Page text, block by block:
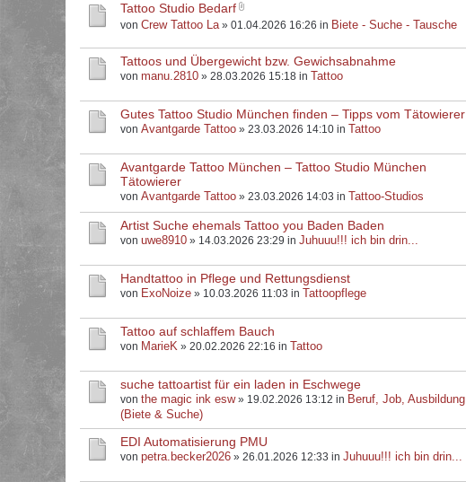
Tattoo Studio Bedarf
von Crew Tattoo La» 01.04.2026 16:26 in Biete - Suche - Tausche
Tattoos und Übergewicht bzw. Gewichsabnahme
von manu.2810 » 28.03.2026 15:18 in Tattoo
Gutes Tattoo Studio München finden – Tipps vom Tätowierer
von Avantgarde Tattoo » 23.03.2026 14:10 in Tattoo
Avantgarde Tattoo München – Tattoo Studio München
Tätowierer
von Avantgarde Tattoo » 23.03.2026 14:03 in Tattoo-Studios
Artist Suche ehemals Tattoo you Baden Baden
von uwe8910 » 14.03.2026 23:29 in Juhuuu!!! ich bin drin...
Handtattoo in Pflege und Rettungsdienst
von ExoNoize » 10.03.2026 11:03 in Tattoopflege
Tattoo auf schlaffem Bauch
von MarieK » 20.02.2026 22:16 in Tattoo
suche tattoartist für ein laden in Eschwege
von the magic ink esw» 19.02.2026 13:12 in Beruf, Job, Ausbildung
(Biete & Suche)
EDI Automatisierung PMU
von petra.becker2026 » 26.01.2026 12:33 in Juhuuu!!! ich bin drin...